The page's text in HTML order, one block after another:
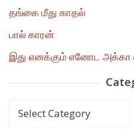
தங்கை மீது காதல்
பால் காரன்
இது எனக்கும் எனோட அக்கா
Categories